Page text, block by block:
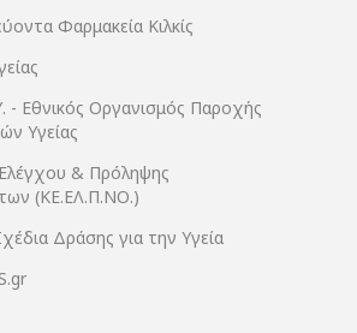
Φαρμακεία Κιλκίς
- Εθνικός Οργανισμός Παροχής
Υγείας
& Πρόληψης
(ΚΕ.ΕΛ.Π.ΝΟ.)
Δράσης για την Υγεία